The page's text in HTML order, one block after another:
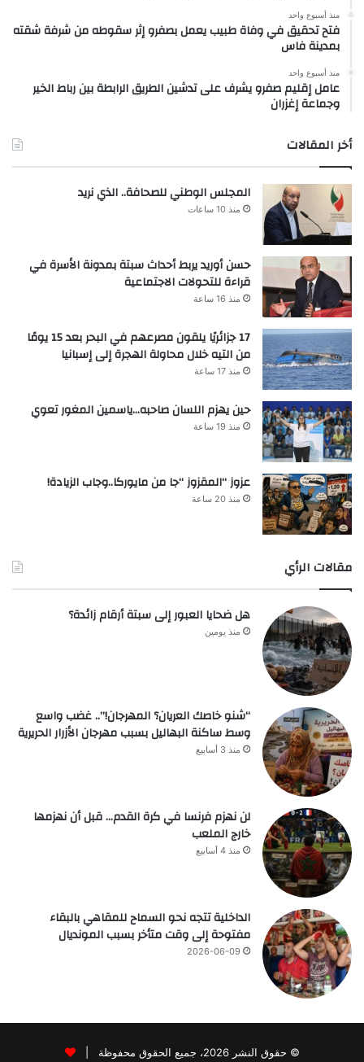
منذ أسبوع واحد
فتح تحقيق في وفاة طبيب يعمل بصفرو إثر سقوطه من شرفة شقته
بمدينة فاس
منذ أسبوع واحد
عامل إقليم صفرو يشرف على تدشين الطريق الرابطة بين رباط الخير
وجماعة إغزران
أخر المقالات
المجلس الوطني للصحافة.. الذي نريد
منذ 10 ساعات
حسن أوريد يربط أحداث سبتة بمدونة الأسرة في
قراءة للتحولات الاجتماعية
منذ 16 ساعة
17 جزائريًا يلقون مصرعهم في البحر بعد 15 يومًا
من التيه خلال محاولة الهجرة إلى إسبانيا
منذ 17 ساعة
حين يهزم اللسان صاحبه…ياسمين المغور تعوي
منذ 19 ساعة
عزوز “المقزوز “جا من مايوركا..وجاب الزيادة!
منذ 20 ساعة
مقالات الرأي
هل ضحايا العبور إلى سبتة أرقام زائدة؟
منذ يومين
“شنو خاصك العريان؟ المهرجان!”.. غضب واسع
وسط ساكنة البهاليل بسبب مهرجان الأزرار الحريرية
منذ 3 أسابيع
لن نهزم فرنسا في كرة القدم… قبل أن نهزمها
خارج الملعب
منذ 4 أسابيع
الداخلية تتجه نحو السماح للمقاهي بالبقاء
مفتوحة إلى وقت متأخر بسبب المونديال
2026-06-09
© حقوق النشر 2026، جميع الحقوق محفوظة |